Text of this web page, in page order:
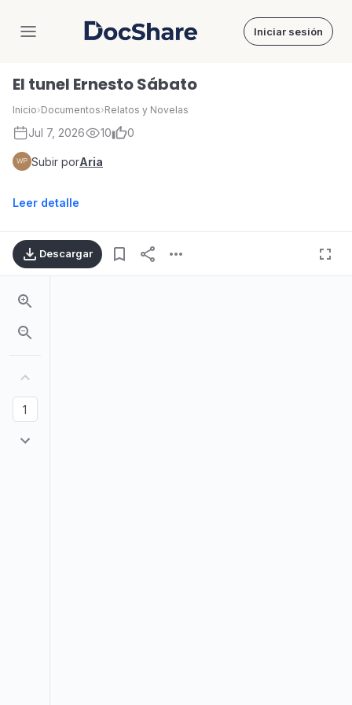
DocShare Iniciar sesión
El tunel Ernesto Sábato
Inicio›Documentos›Relatos y Novelas
Jul 7, 2026 10 0
Subir porAria
Leer detalle
Descargar